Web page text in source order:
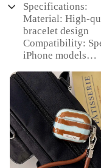
Specifications:
Material: High-
bracelet design
Compatibility:
iPhone models
combines
Usage and
touch of
Performance
absorption and
Parts and
bracelet,